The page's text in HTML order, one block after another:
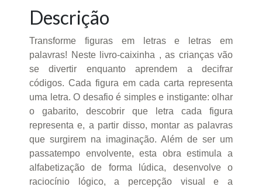
Descrição
Transforme figuras em letras e letras em
palavras! Neste livro-caixinha , as crianças vão
se divertir enquanto aprendem a decifrar
códigos. Cada figura em cada carta representa
uma letra. O desafio é simples e instigante: olhar
o gabarito, descobrir que letra cada figura
representa e, a partir disso, montar as palavras
que surgirem na imaginação. Além de ser um
passatempo envolvente, esta obra estimula a
alfabetização de forma lúdica, desenvolve o
raciocínio lógico, a percepção visual e a